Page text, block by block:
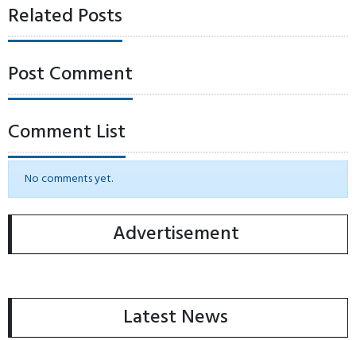
Related Posts
Post Comment
Comment List
No comments yet.
Advertisement
Latest News